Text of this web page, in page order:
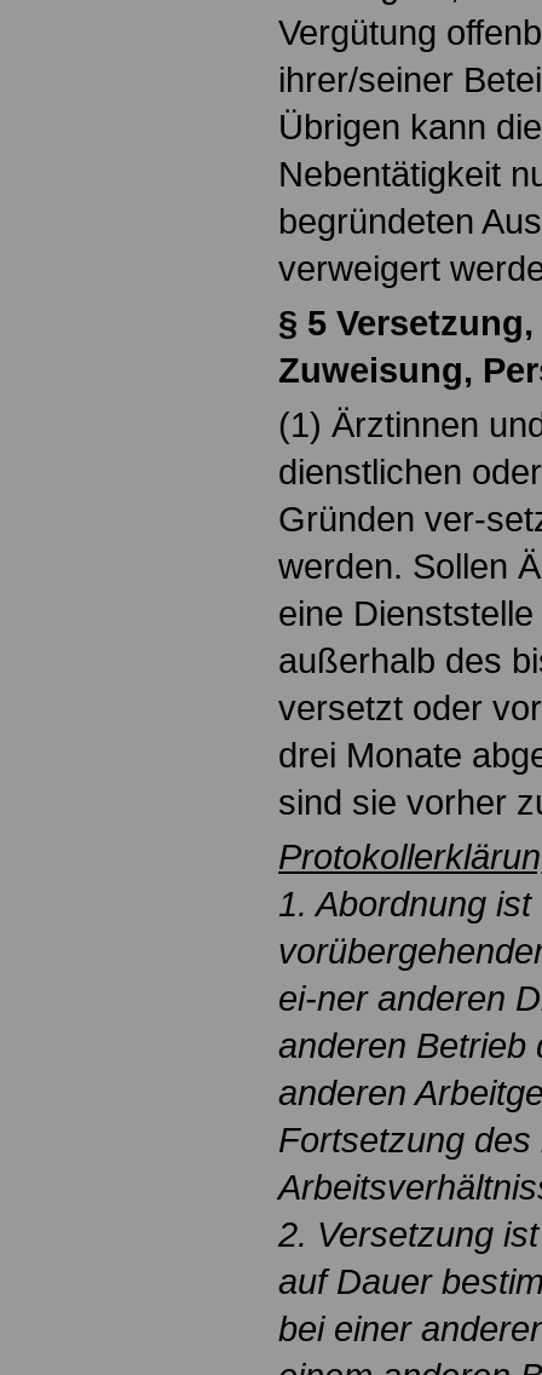
Vergütung
ihrer/seiner
Übrigen kann
Nebentätigkeit
begründeten
verweigert
§ 5
Zuweisung,
(1) Ärztinnen
dienstlichen
Gründen ver-
werden. Sollen
eine
außerhalb des
versetzt oder
drei Monate
sind sie vorher
1. Abordnung
ei-ner anderen
anderen Betrieb
anderen
Fortsetzung
2. Versetzung
auf Dauer
bei einer